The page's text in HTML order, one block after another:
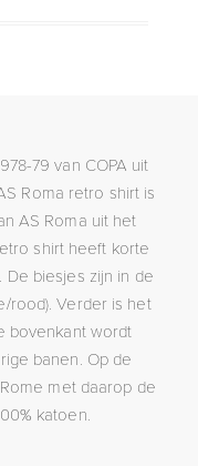
79 van COPA uit
Roma retro shirt is
AS Roma uit het
shirt heeft korte
biesjes zijn in de
rood). Verder is het
bovenkant wordt
banen. Op de
met daarop de
katoen.